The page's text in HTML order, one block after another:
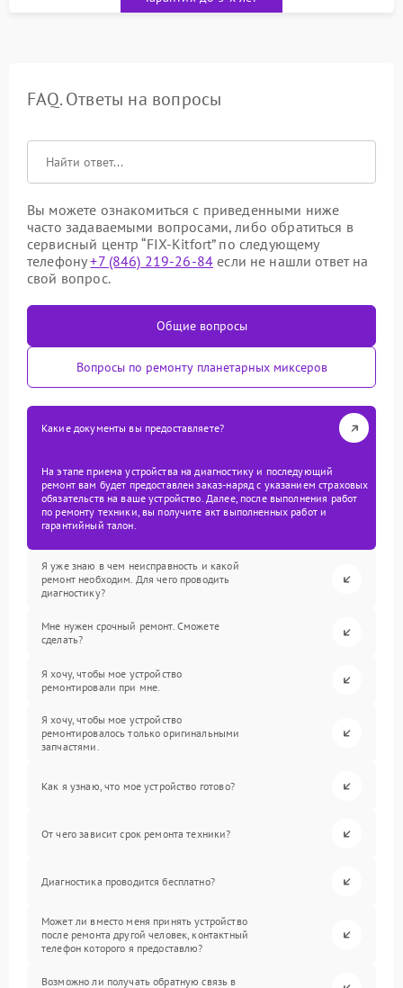
FAQ. Ответы на вопросы
Вы можете ознакомиться с приведенными ниже
часто задаваемыми вопросами, либо обратиться в
сервисный центр “FIX-Kitfort” по следующему
телефону+7 (846) 219-26-84 если не нашли ответ на
свой вопрос.
Общие вопросы
Вопросы по ремонту планетарных миксеров
Какие документы вы предоставляете?
На этапе приема устройства на диагностику и последующий
ремонт вам будет предоставлен заказ-наряд с указанием страховых
обязательств на ваше устройство. Далее, после выполнения работ
по ремонту техники, вы получите акт выполненных работ и
гарантийный талон.
Я уже знаю в чем неисправность и какой
ремонт необходим. Для чего проводить
диагностику?
Мне нужен срочный ремонт. Сможете
сделать?
Я хочу, чтобы мое устройство
ремонтировали при мне.
Я хочу, чтобы мое устройство
ремонтировалось только оригинальными
запчастями.
Как я узнаю, что мое устройство готово?
От чего зависит срок ремонта техники?
Диагностика проводится бесплатно?
Может ли вместо меня принять устройство
после ремонта другой человек, контактный
телефон которого я предоставлю?
Возможно ли получать обратную связь в